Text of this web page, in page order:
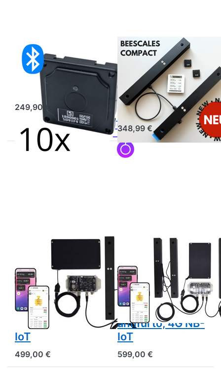
Set da 10
sensori di
temperatura
Bluetooth
249,90 €
BEESCALES
Beescales
Compact
bilancia per una
colonia con
display wireless
348,99 €
alveari per il
monitoraggio di
fino a 2 alveari +
GPS e allarme
antifurto, 4G NB-
IoT
499,00 €
Bilancia per
alveari per il
monitoraggio di
due alveari +
GPS e allarme
antifurto, 4G NB-
IoT
599,00 €